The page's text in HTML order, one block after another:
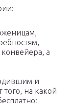
а
и
на какой